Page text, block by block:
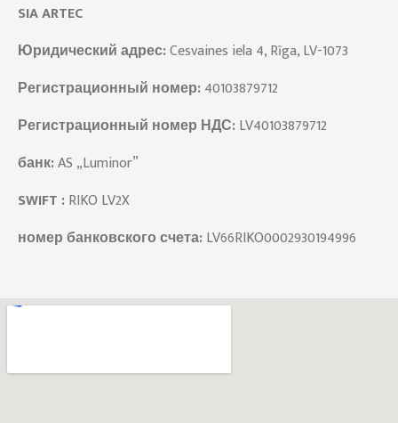
SIA ARTEC
Юридический адрес:Cesvaines iela 4, Rīga, LV-1073
Регистрационный номер: 40103879712
Регистрационный номер НДС: LV40103879712
банк:AS „Luminor”
SWIFT : RIKO LV2X
номер банковского счета: LV66RIKO0002930194996